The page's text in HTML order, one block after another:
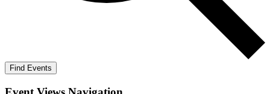
Find Events